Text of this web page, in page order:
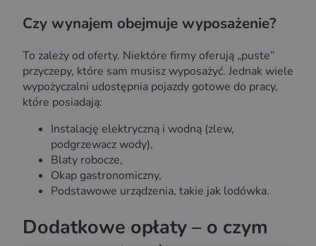
Czy wynajem obejmuje wyposażenie?
To zależy od oferty. Niektóre firmy oferują „puste”
przyczepy, które sam musisz wyposażyć. Jednak wiele
wypożyczalni udostępnia pojazdy gotowe do pracy,
które posiadają:
Instalację elektryczną i wodną (zlew,
podgrzewacz wody),
Blaty robocze,
Okap gastronomiczny,
Podstawowe urządzenia, takie jak lodówka.
Dodatkowe opłaty – o czym